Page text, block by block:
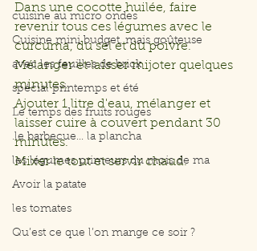
cuisine au micro ondes
Cuisine mini budget, mais goûteuse
avec les feuilles de brick
spécial printemps et été
Le temps des fruits rouges
.le barbecue... la plancha
les légumes primeurs du mois de ma
Avoir la patate
les tomates
Qu’est ce que l’on mange ce soir ?
Dans une cocotte huilée, faire
revenir tous ces légumes avec le
curcuma, du sel et du poivre.
Mélanger et laisser mijoter quelques
minutes.
Ajouter 1 litre d'eau, mélanger et
laisser cuire à couvert pendant 30
minutes.
Mixer le tout et servir chaud.